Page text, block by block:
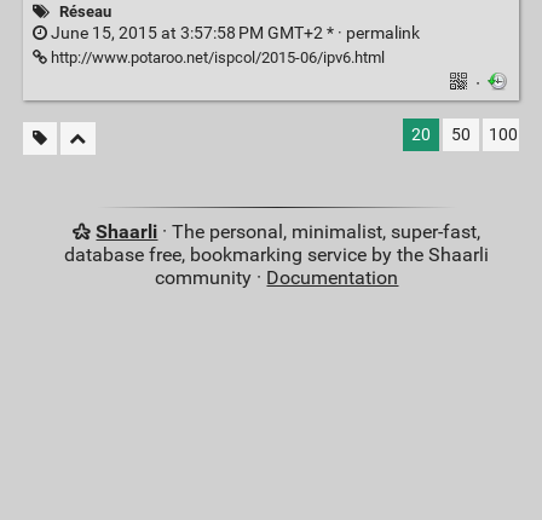
Réseau
June 15, 2015 at 3:57:58 PM GMT+2 * · permalink
http://www.potaroo.net/ispcol/2015-06/ipv6.html
·
20 50 100
Shaarli · The personal, minimalist, super-fast,
database free, bookmarking service by the Shaarli
community · Documentation